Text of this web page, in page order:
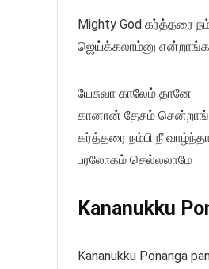
Mighty God கர்த்தரை
ஜெய்க்கலாம்னு என்றாங்க
யேசுவா காலேம் தானே
கானான் தேசம்
கர்த்தரை நம்பி நீ
பரலோகம் செல்லலாமே
Kananukku
Kananukku Ponanga